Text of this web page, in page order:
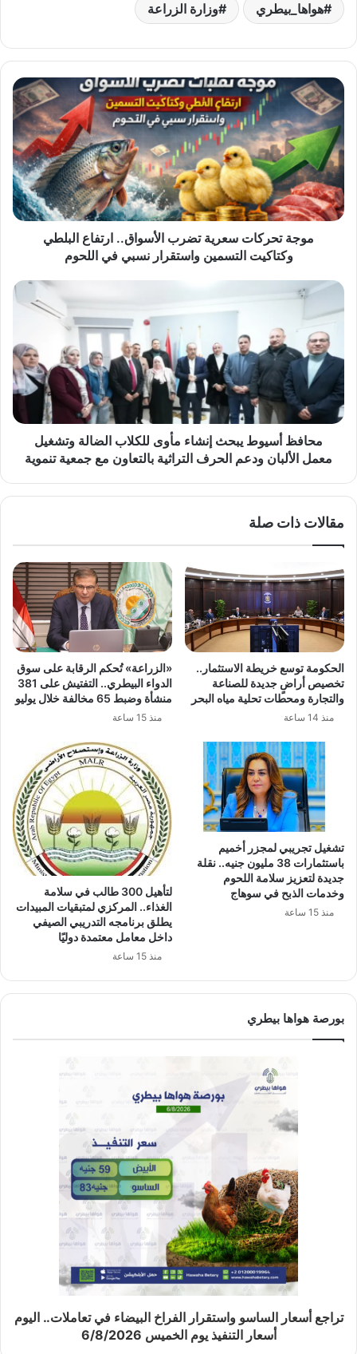
هواها_بيطري وزارة الزراعة
موجة
تحركات
سعرية
تضرب
الأسواق..
ارتفاع
البلطي
وكتاكيت
التسمين
واستقرار
اللحوم
موجة تحركات سعرية تضرب الأسواق.. ارتفاع البلطي
وكتاكيت التسمين واستقرار نسبي في اللحوم
محافظ
إنشاء
مأوى
للكلاب
وتشغيل
معمل
الألبان
ودعم
مع
محافظ أسيوط يبحث إنشاء مأوى للكلاب الضالة وتشغيل
معمل الألبان ودعم الحرف التراثية بالتعاون مع جمعية تنموية
مقالات ذات صلة
الحكومة توسع خريطة الاستثمار..
تخصيص أراضٍ جديدة للصناعة
والتجارة ومحطات تحلية مياه البحر
منذ 14 ساعة
«الزراعة» تُحكم الرقابة على سوق
الدواء البيطري.. التفتيش على 381
منشأة وضبط 65 مخالفة خلال يوليو
منذ 15 ساعة
تشغيل تجريبي لمجزر أخميم
باستثمارات 38 مليون جنيه.. نقلة
جديدة لتعزيز سلامة اللحوم
وخدمات الذبح في سوهاج
منذ 15 ساعة
لتأهيل 300 طالب في سلامة
الغذاء.. المركزي لمتبقيات المبيدات
يطلق برنامجه التدريبي الصيفي
داخل معامل معتمدة دوليًا
منذ 15 ساعة
بورصة هواها بيطري
تراجع أسعار الساسو واستقرار الفراخ البيضاء في تعاملات.. اليوم
أسعار التنفيذ يوم الخميس 6/8/2026